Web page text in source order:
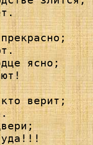
прекрасно;
ясно;
кто верит;